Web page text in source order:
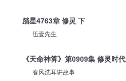
踏星4763章 修灵 下
伍壹先生
《天命神算》第0909集 修灵时代
春风洗耳讲故事